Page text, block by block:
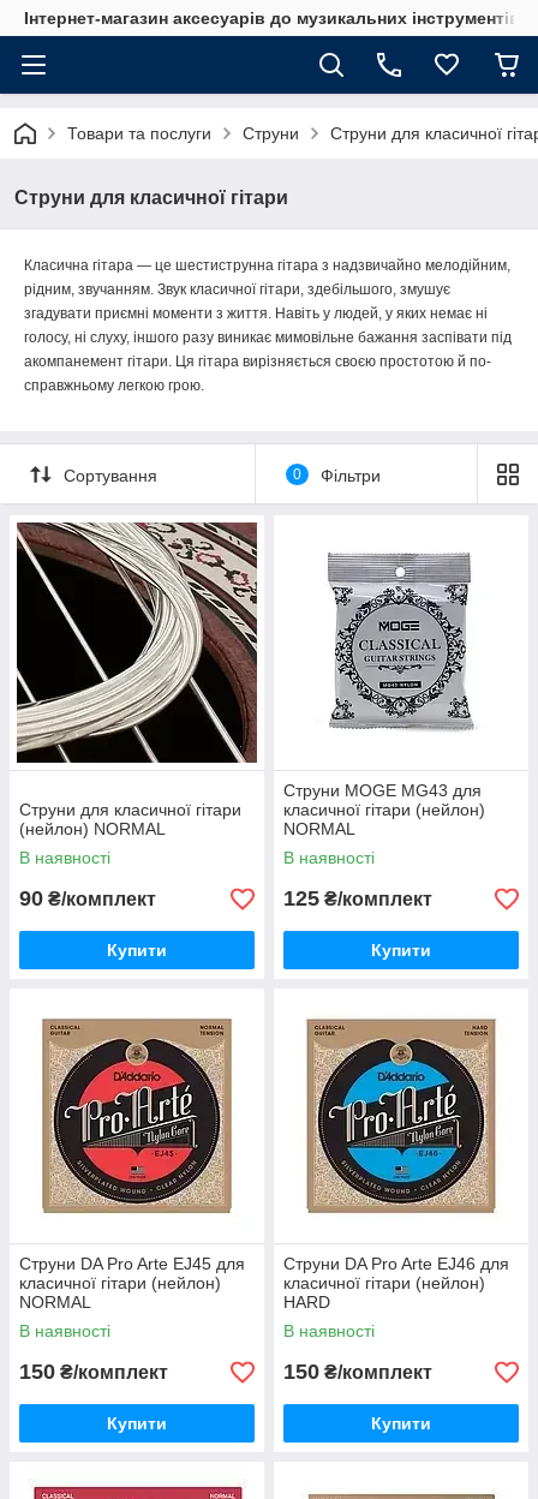
Інтернет-магазин аксесуарів до музикальних інструментів
Товари та послуги Струни Струни для класичної
Струни для класичної гітари
Класична гітара — це шестиструнна гітара з надзвичайно мелодійним,
рідним, звучанням. Звук класичної гітари, здебільшого, змушує
згадувати приємні моменти з життя. Навіть у людей, у яких немає ні
голосу, ні слуху, іншого разу виникає мимовільне бажання заспівати під
акомпанемент гітари. Ця гітара вирізняється своєю простотою й по-
справжньому легкою грою.
Сортування 0 Фільтри
Струни для класичної гітари
(нейлон) NORMAL
В наявності
90 ₴/комплект
Купити
Струни MOGE MG43 для
класичної гітари (нейлон)
NORMAL
В наявності
125 ₴/комплект
Купити
Струни DA Pro Arte EJ45 для
класичної гітари (нейлон)
NORMAL
В наявності
150 ₴/комплект
Купити
Струни DA Pro Arte EJ46 для
класичної гітари (нейлон)
HARD
В наявності
150 ₴/комплект
Купити